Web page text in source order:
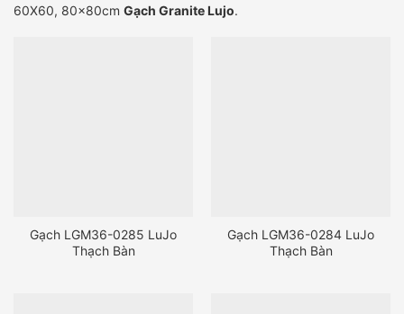
60X60, 80x80cm Gạch Granite Lujo.
Gạch LGM36-0285 LuJo
Thạch Bàn
Gạch LGM36-0284 LuJo
Thạch Bàn